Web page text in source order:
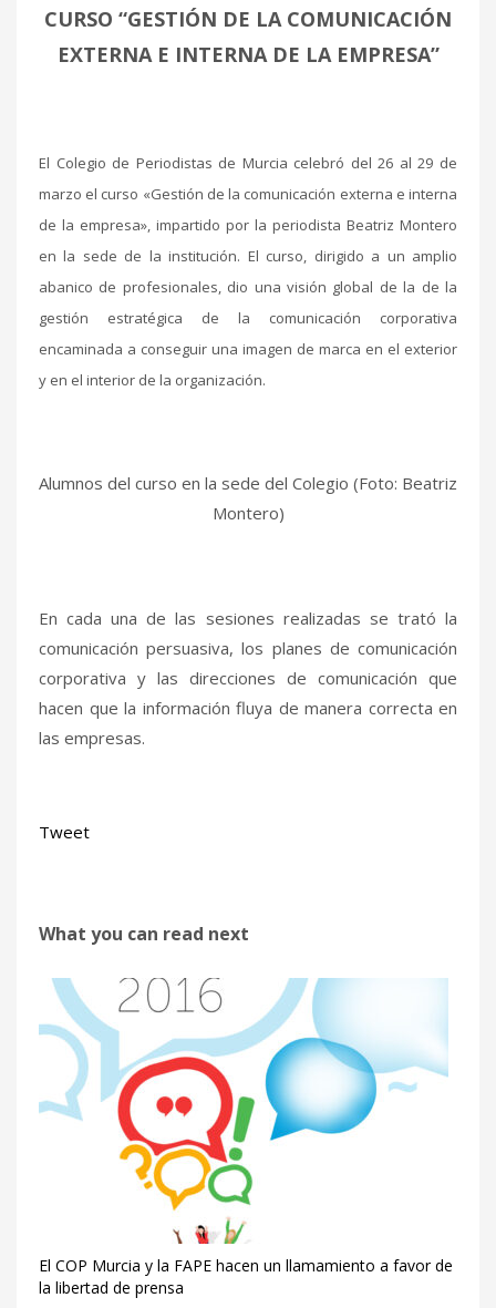
CURSO “GESTIÓN DE LA COMUNICACIÓN
EXTERNA E INTERNA DE LA EMPRESA”
El Colegio de Periodistas de Murcia celebró del 26 al 29 de
marzo el curso «Gestión de la comunicación externa e interna
de la empresa», impartido por la periodista Beatriz Montero
en la sede de la institución. El curso, dirigido a un amplio
abanico de profesionales, dio una visión global de la de la
gestión estratégica de la comunicación corporativa
encaminada a conseguir una imagen de marca en el exterior
y en el interior de la organización.
Alumnos del curso en la sede del Colegio (Foto: Beatriz
Montero)
En cada una de las sesiones realizadas se trató la
comunicación persuasiva, los planes de comunicación
corporativa y las direcciones de comunicación que
hacen que la información fluya de manera correcta en
las empresas.
Tweet
What you can read next
El COP Murcia y la FAPE hacen un llamamiento a favor de
la libertad de prensa